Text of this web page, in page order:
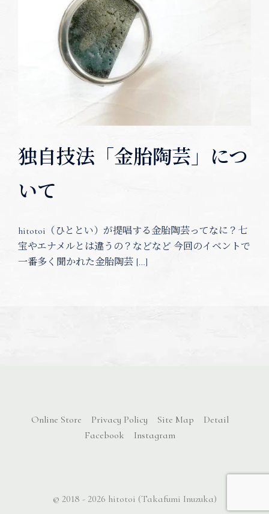
独自技法「金胎陶芸」につ
いて
hitotoi（ひととい）が提唱する金胎陶芸ってなに？七
宝やエナメルとは違うの？などなど 今回のイベントで
一番多く聞かれた金胎陶芸 […]
Online Store Privacy Policy Site Map
Detail
Facebook
Instagram
© 2018 - 2026 hitotoi (Takafumi Inuzuka)